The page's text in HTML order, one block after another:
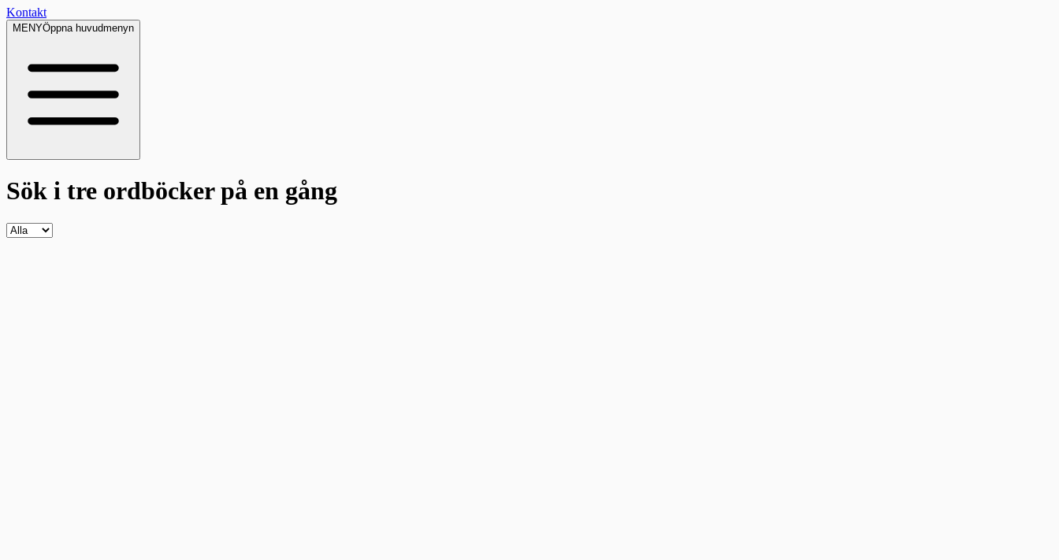
Kontakt
MENYÖppna huvudmenyn
Sök i tre ordböckerpå en gång